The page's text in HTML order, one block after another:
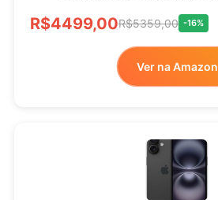
R$4499,00R$5359,00 -16%
Ver na Amazon